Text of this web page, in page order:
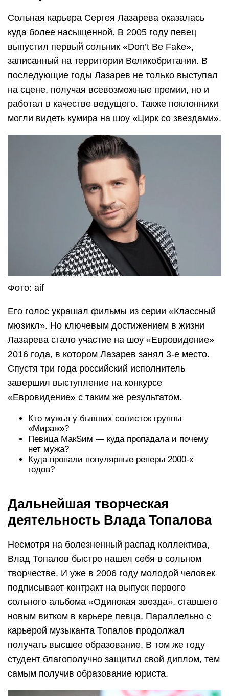
Сольная карьера Сергея Лазарева оказалась
куда более насыщенной. В 2005 году певец
выпустил первый сольник «Don’t Be Fake»,
записанный на территории Великобритании. В
последующие годы Лазарев не только выступал
на сцене, получая всевозможные премии, но и
работал в качестве ведущего. Также поклонники
могли видеть кумира на шоу «Цирк со звездами».
Фото: aif
Его голос украшал фильмы из серии «Классный
мюзикл». Но ключевым достижением в жизни
Лазарева стало участие на шоу «Евровидение»
2016 года, в котором Лазарев занял 3-е место.
Спустя три года российский исполнитель
завершил выступление на конкурсе
«Евровидение» с таким же результатом.
Кто мужья у бывших солисток группы
«Мираж»?
Певица МакSим — куда пропадала и почему
нет мужа?
Куда пропали популярные реперы 2000-х
годов?
Дальнейшая творческая
деятельность Влада Топалова
Несмотря на болезненный распад коллектива,
Влад Топалов быстро нашел себя в сольном
творчестве. И уже в 2006 году молодой человек
подписывает контракт на выпуск первого
сольного альбома «Одинокая звезда», ставшего
новым витком в карьере певца. Параллельно с
карьерой музыканта Топалов продолжал
получать высшее образование. В том же году
студент благополучно защитил свой диплом, тем
самым получив образование юриста.